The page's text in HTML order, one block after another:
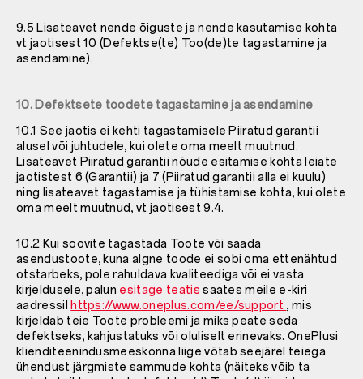
9.5 Lisateavet nende õiguste ja nende kasutamise kohta
vt jaotisest 10 (Defektse(te) Too(de)te tagastamine ja
asendamine).
10. Defektsete toodete tagastamine ja asendamine
10.1 See jaotis ei kehti tagastamisele Piiratud garantii
alusel või juhtudele, kui olete oma meelt muutnud.
Lisateavet Piiratud garantii nõude esitamise kohta leiate
jaotistest 6 (Garantii) ja 7 (Piiratud garantii alla ei kuulu)
ning lisateavet tagastamise ja tühistamise kohta, kui olete
oma meelt muutnud, vt jaotisest 9.4.
10.2 Kui soovite tagastada Toote või saada
asendustoote, kuna algne toode ei sobi oma ettenähtud
otstarbeks, pole rahuldava kvaliteediga või ei vasta
kirjeldusele, palun esitage teatissaates meile e-kiri
aadressil https://www.oneplus.com/ee/support , mis
kirjeldab teie Toote probleemi ja miks peate seda
defektseks, kahjustatuks või oluliselt erinevaks. OnePlusi
klienditeenindusmeeskonna liige võtab seejärel teiega
ühendust järgmiste sammude kohta (näiteks võib ta